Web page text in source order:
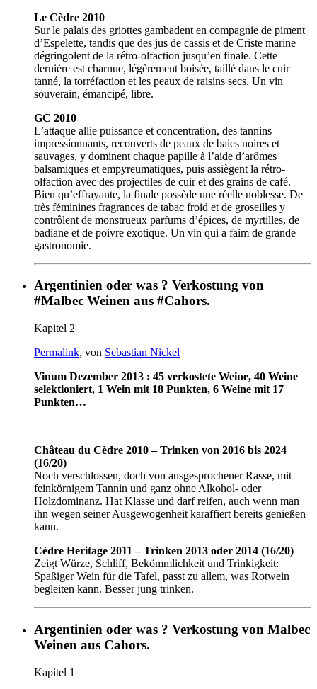
Le Cèdre 2010
Sur le palais des griottes gambadent en compagnie de piment
d’Espelette, tandis que des jus de cassis et de Criste marine
dégringolent de la rétro-olfaction jusqu’en finale. Cette
dernière est charnue, légèrement boisée, taillé dans le cuir
tanné, la torréfaction et les peaux de raisins secs. Un vin
souverain, émancipé, libre.
GC 2010
L’attaque allie puissance et concentration, des tannins
impressionnants, recouverts de peaux de baies noires et
sauvages, y dominent chaque papille à l’aide d’arômes
balsamiques et empyreumatiques, puis assiègent la rétro-
olfaction avec des projectiles de cuir et des grains de café.
Bien qu’effrayante, la finale possède une réelle noblesse. De
très féminines fragrances de tabac froid et de groseilles y
contrôlent de monstrueux parfums d’épices, de myrtilles, de
badiane et de poivre exotique. Un vin qui a faim de grande
gastronomie.
Argentinien oder was ? Verkostung von
#Malbec Weinen aus #Cahors.
Kapitel 2
Permalink, von Sebastian Nickel
Vinum Dezember 2013 : 45 verkostete Weine, 40 Weine
selektioniert, 1 Wein mit 18 Punkten, 6 Weine mit 17
Punkten…
Château du Cèdre 2010 – Trinken von 2016 bis 2024
(16/20)
Noch verschlossen, doch von ausgesprochener Rasse, mit
feinkörnigem Tannin und ganz ohne Alkohol- oder
Holzdominanz. Hat Klasse und darf reifen, auch wenn man
ihn wegen seiner Ausgewogenheit karaffiert bereits genießen
kann.
Cèdre Heritage 2011 – Trinken 2013 oder 2014 (16/20)
Zeigt Würze, Schliff, Bekömmlichkeit und Trinkigkeit:
Spaßiger Wein für die Tafel, passt zu allem, was Rotwein
begleiten kann. Besser jung trinken.
Argentinien oder was ? Verkostung von Malbec
Weinen aus Cahors.
Kapitel 1